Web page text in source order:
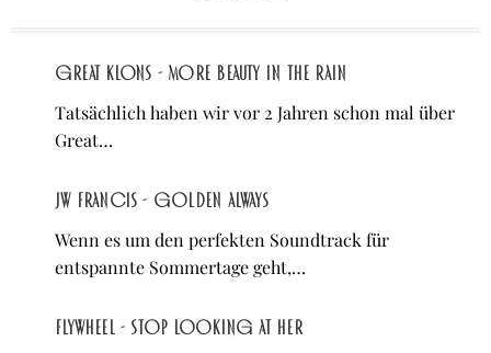
Great Klons - More Beauty in the Rain
Tatsächlich haben wir vor 2 Jahren schon mal über
Great…
JW Francis - Golden Always
Wenn es um den perfekten Soundtrack für
entspannte Sommertage geht,…
Flywheel - Stop Looking at Her